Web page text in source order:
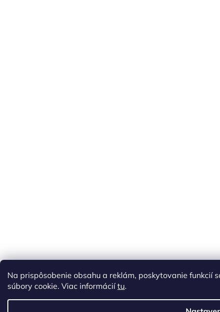
Na prispôsobenie obsahu a reklám, poskytovanie funkcií
súbory cookie. Viac informáciítu.